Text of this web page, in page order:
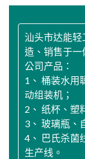
汕头市达能轻
造、销售于一
公司产品：
1、 桶装水用
动组装机；
2、 纸杯、塑
3、 玻璃瓶、
4、 巴氏杀菌
生产线。